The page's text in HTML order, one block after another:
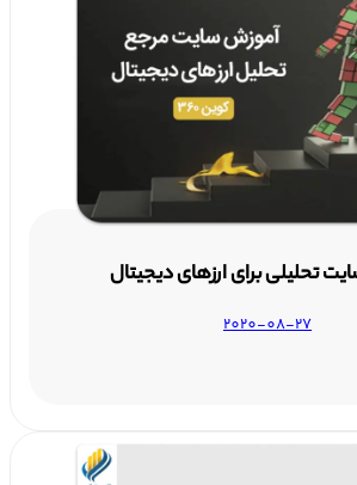
تحلیلی برای ارزهای دیجیتال
2020-08-27